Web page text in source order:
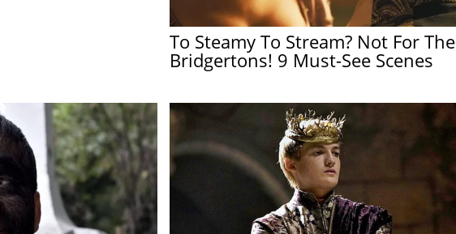
To Steamy To Stream? Not For The
Bridgertons! 9 Must-See Scenes